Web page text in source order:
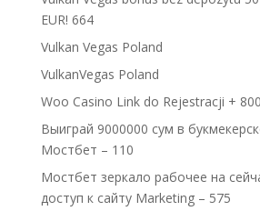
EUR! 664
Vulkan Vegas Poland
VulkanVegas Poland
Woo Casino Link do Rejestracji +
Выиграй 9000000 сум в
Мостбет – 110
Мостбет зеркало рабочее на
доступ к сайту Marketing – 575